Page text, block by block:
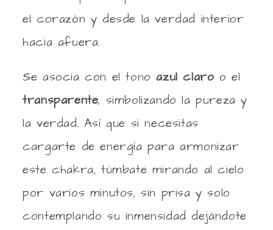
el corazón y desde la verdad interior
hacia afuera.
Se asocia con el tono azul claroo el
transparente, simbolizando la pureza y
la verdad. Así que si necesitas
cargarte de energía para armonizar
este chakra, túmbate mirando al cielo
por varios minutos, sin prisa y solo
contemplando su inmensidad dejándote